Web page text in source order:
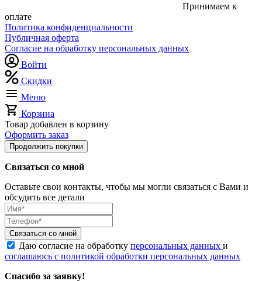
Принимаем к
оплате
Политика конфиденциальности
Публичная оферта
Согласие на обработку персональных данных
Войти
Скидки
Меню
Корзина
Товар добавлен в корзину
Оформить заказ
Продолжить покупки
Связаться со мной
Оставьте свои контакты, чтобы мы могли связаться с Вами и
обсудить все детали
Связаться со мной
Даю согласие на обработку персональных данных и
соглашаюсь с политикой обработки персональных данных
Спасибо за заявку!